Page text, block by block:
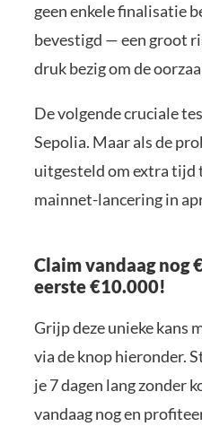
geen enkele finalisatie
bevestigd — een groot
druk bezig om de
De volgende cruciale
Sepolia. Maar als de
uitgesteld om extra tijd
mainnet-lancering in
Claim vandaag nog
eerste €10.000!
Grijp deze unieke kans
via de knop hieronder.
je 7 dagen lang zonder
vandaag nog en